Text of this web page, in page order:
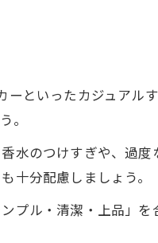
といったカジュアル
。
水のつけすぎや、過度
十分配慮しましょう。
プル・清潔・上品」を